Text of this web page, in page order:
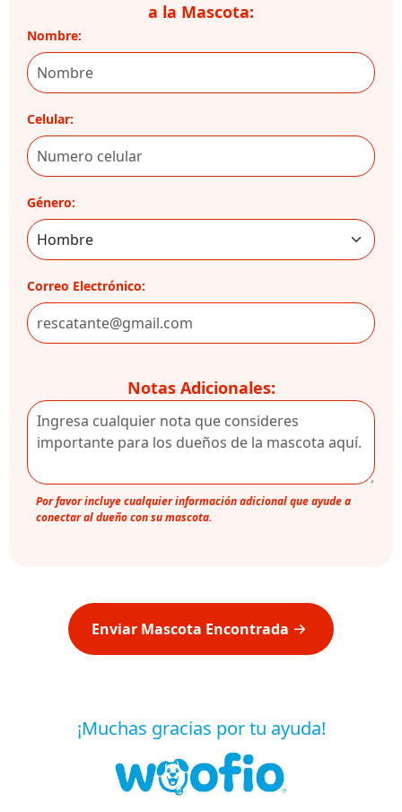
a la Mascota:
Nombre:
Celular:
Género:
Correo Electrónico:
Notas Adicionales:
Por favor incluye cualquier información adicional que ayude a
conectar al dueño con su mascota.
Enviar Mascota Encontrada
¡Muchas gracias por tu ayuda!